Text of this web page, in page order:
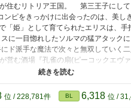
住むリトリア王国。 第三王子にし
ピをきっかけに出会ったのは、美し
「姫」として育てられたエリスは、
に一目惚れしたソルマの猛アタック
ド派手な魔法で次々と無双していく
営む酒場『孔雀の扇(ピーコックエヴ
でハッピーな日々。 だが、エリスの
に、なぜか外れない謎の首輪……そこ
な気配が漂っていた。 陽キャで天真
ンデレ暗黒舞踏魔導士(黒姫様) ドS眼
位 / 228,781件 BL 6,318 位 /